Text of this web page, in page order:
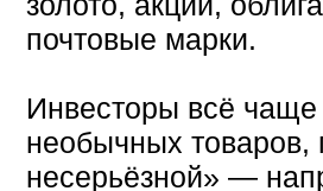
почтовые марки.
Инвесторы всё
необычных товаров,
несерьёзной» —